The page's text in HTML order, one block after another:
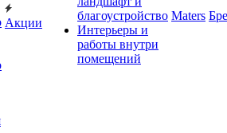
Акции
благоустройство
Интерьеры и
работы внутри
помещений
Maters